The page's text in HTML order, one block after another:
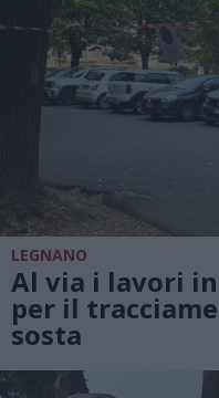
LEGNANO
Al via i lavori
per il
sosta